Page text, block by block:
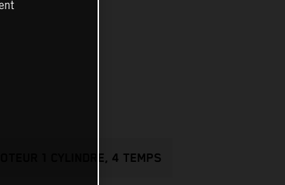
1 CYLINDRE, 4 TEMPS